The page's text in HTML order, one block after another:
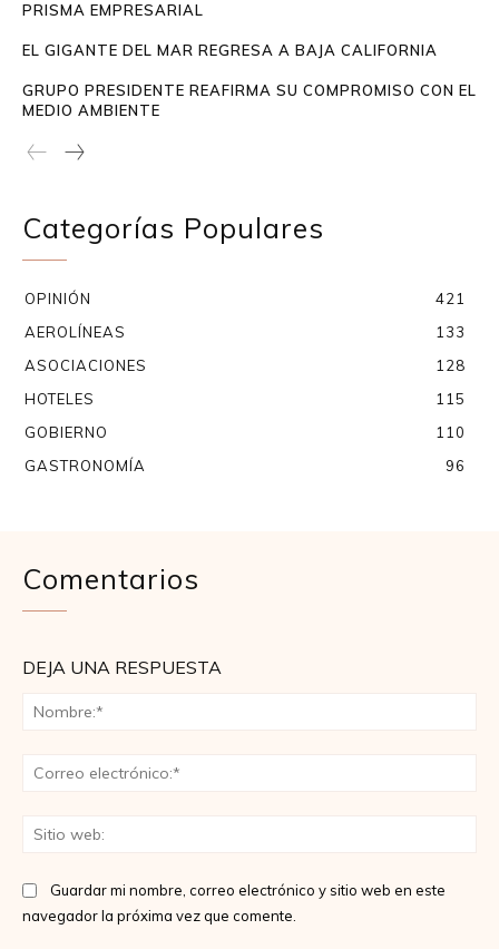
PRISMA EMPRESARIAL
EL GIGANTE DEL MAR REGRESA A BAJA CALIFORNIA
GRUPO PRESIDENTE REAFIRMA SU COMPROMISO CON EL
MEDIO AMBIENTE
Categorías Populares
OPINIÓN
421
AEROLÍNEAS
133
ASOCIACIONES
128
HOTELES
115
GOBIERNO
110
GASTRONOMÍA
96
Comentarios
DEJA UNA RESPUESTA
Guardar mi nombre, correo electrónico y sitio web en este
navegador la próxima vez que comente.